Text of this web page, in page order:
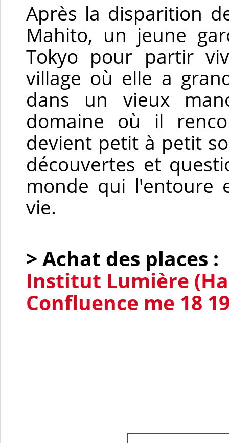
Après la disparition
Mahito, un jeune
Tokyo pour partir
village où elle a
dans un vieux
domaine où il
devient petit à petit
découvertes et
monde qui l'entoure
vie.
> Achat des places :
Institut Lumière
Confluence me 18